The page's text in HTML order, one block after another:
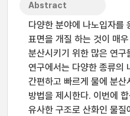
Abstract
다양한 분야에 나노입자를
표면을 개질 하는 것이 매
분산시키기 위한 많은 연
연구에서는 다양한 종류의
간편하고 빠르게 물에 분
방법을 제시한다. 이번에
유사한 구조로 산화인 물